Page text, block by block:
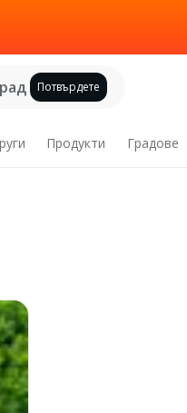
Потвърдете
Продукти Градове